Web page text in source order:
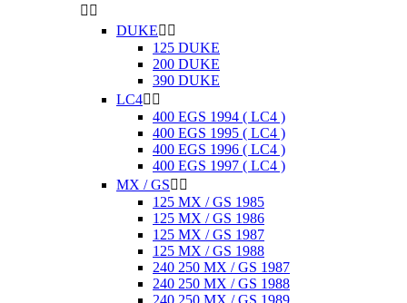
 
DUKE 
125 DUKE
200 DUKE
390 DUKE
LC4 
400 EGS 1994 ( LC4 )
400 EGS 1995 ( LC4 )
400 EGS 1996 ( LC4 )
400 EGS 1997 ( LC4 )
MX / GS 
125 MX / GS 1985
125 MX / GS 1986
125 MX / GS 1987
125 MX / GS 1988
240 250 MX / GS 1987
240 250 MX / GS 1988
240 250 MX / GS 1989